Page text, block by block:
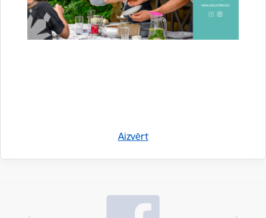
Aizvērt
Uzņēmējdarbība